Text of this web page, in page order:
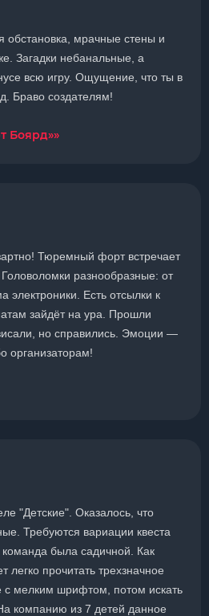
обстановка, мрачные стены и
Загадки небанальные, а
всю игру. Ощущение, что ты в
Браво создателям!
Боярд»»
Тюремный форт встречает
разнообразные: от
электроники. Есть отсылки к
зайдёт на ура. Прошли
но справились. Эмоции —
организаторам!
"Детские". Оказалось, что
Требуются вариации квеста
была садичной. Как
легко прочитать трехзначное
с мелким шрифтом, потом искать
компанию из 7 детей данное